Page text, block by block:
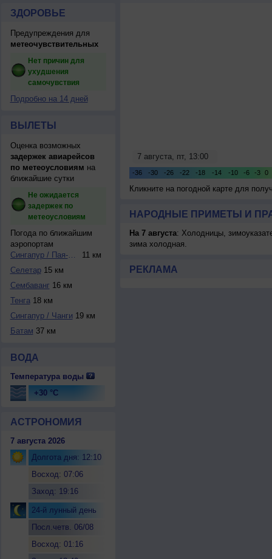
ЗДОРОВЬЕ
Предупреждения для
метеочувствительных
Нет причин для
ухудшения
самочувствия
Подробно на 14 дней
ВЫЛЕТЫ
Оценка возможных
задержек авиарейсов
по метеоусловиям на
ближайшие сутки
Не ожидается
задержек по
метеоусловиям
Погода по ближайшим
аэропортам
Сингапур / Пая-Ле...
11 км
Селетар15 км
Сембаванг 16 км
Тенга18 км
Сингапур / Чанги 19 км
Батам 37 км
ВОДА
Температура воды
+30 °C
АСТРОНОМИЯ
7 августа 2026
Долгота дня: 12:10
Восход: 07:06
Заход: 19:16
24-й лунный день
Посл.четв. 06/08
Восход: 01:16
Кликните на погодной карте для
НАРОДНЫЕ ПРИМЕТЫ И
На 7 августа: Холодницы,
зима холодная.
РЕКЛАМА